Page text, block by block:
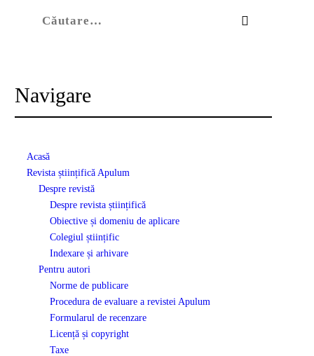
Navigare
Acasă
Revista științifică Apulum
Despre revistă
Despre revista științifică
Obiective și domeniu de aplicare
Colegiul științific
Indexare și arhivare
Pentru autori
Norme de publicare
Procedura de evaluare a revistei Apulum
Formularul de recenzare
Licență și copyright
Taxe